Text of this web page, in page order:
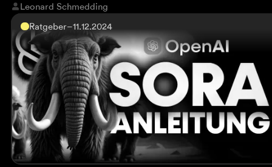
Leonard Schmedding
Ratgeber–11.12.2024